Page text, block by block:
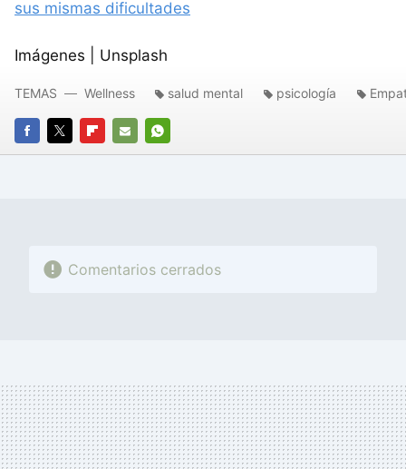
sus mismas dificultades
Imágenes | Unsplash
FACEBOOK
TWITTERFLIPBOARD
E-
WHATSAPP
TEMAS Wellness salud mental psicología
Comentarios cerrados